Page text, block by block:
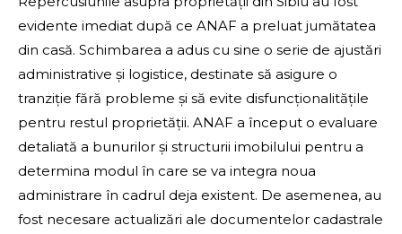
evidente imediat după ce ANAF a preluat jumătatea
din casă. Schimbarea a adus cu sine o serie de ajustări
administrative și logistice, destinate să asigure o
tranziție fără probleme și să evite disfuncționalitățile
pentru restul proprietății. ANAF a început o evaluare
detaliată a bunurilor și structurii imobilului pentru a
determina modul în care se va integra noua
administrare în cadrul deja existent. De asemenea, au
fost necesare actualizări ale documentelor cadastrale